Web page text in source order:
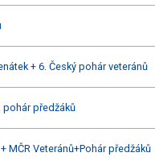
+ 6. Český pohár veteránů
pohár předžáků
MČR Veteránů+Pohár předžáků